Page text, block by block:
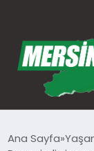
Ana Sayfa